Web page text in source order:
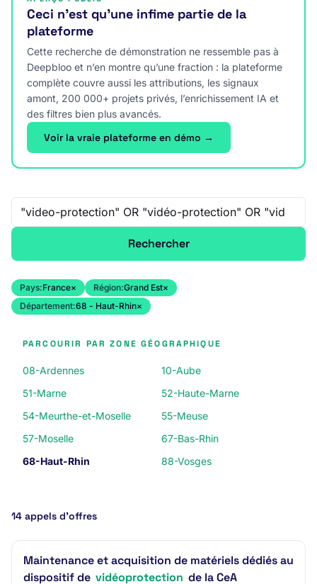
Ceci n’est qu’une infime partie de la
plateforme
Cette recherche de démonstration ne ressemble pas à
Deepbloo et n’en montre qu’une fraction : la plateforme
complète couvre aussi les attributions, les signaux
amont, 200 000+ projets privés, l’enrichissement IA et
des filtres bien plus avancés.
Voir la vraie plateforme en démo →
Recherche libre
Rechercher
Pays:France× Région:Grand Est×
Département:68 - Haut-Rhin×
PARCOURIR PAR ZONE GÉOGRAPHIQUE
08-Ardennes
10-Aube
51-Marne
52-Haute-Marne
54-Meurthe-et-Moselle
55-Meuse
57-Moselle
67-Bas-Rhin
68-Haut-Rhin
88-Vosges
14 appels d’offres
Maintenance et acquisition de matériels dédiés au
dispositif de vidéoprotection de la CeA